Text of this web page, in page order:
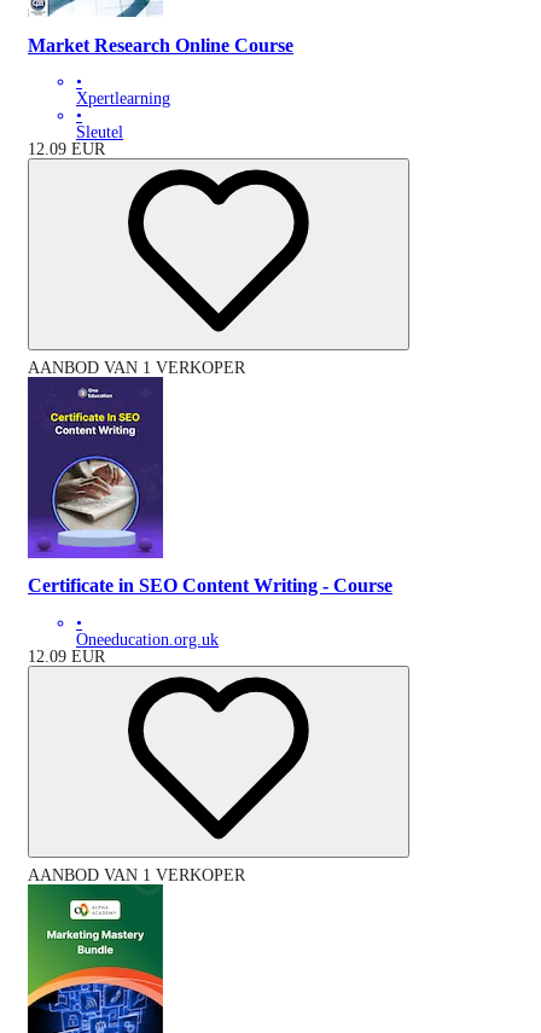
Market Research Online Course
•
Xpertlearning
•
Sleutel
12.09 EUR
AANBOD VAN 1 VERKOPER
Certificate in SEO Content Writing - Course
•
Oneeducation.org.uk
12.09 EUR
AANBOD VAN 1 VERKOPER